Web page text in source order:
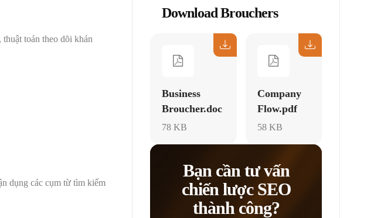
, thuật toán theo dõi khán
dụng các cụm từ tìm kiếm
Download Brouchers
Business
Broucher.doc
78 KB
Company
Flow.pdf
58 KB
Bạn cần tư vấn
chiến lược SEO
thành công?